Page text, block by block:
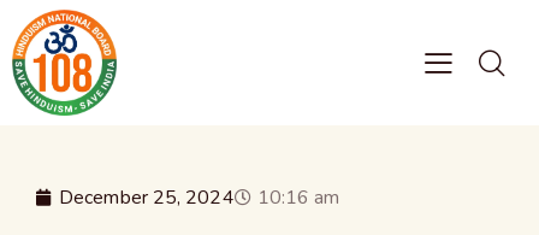
December 25, 2024
10:16 am